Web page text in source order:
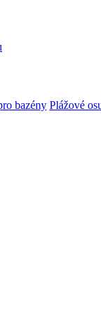
bazény Plážové